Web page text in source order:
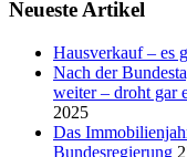
Neueste Artikel
Hausverkauf – es
Nach der
weiter – droht gar
2025
Das
Bundesregierung